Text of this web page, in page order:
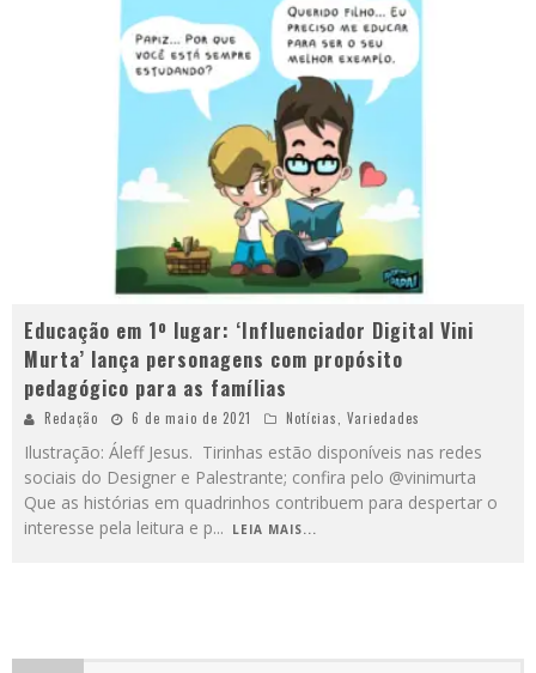
Educação em 1º lugar: ‘Influenciador Digital Vini
Murta’ lança personagens com propósito
pedagógico para as famílias
Redação 6 de maio de 2021 Notícias, Variedades
Ilustração: Áleff Jesus. Tirinhas estão disponíveis nas redes
sociais do Designer e Palestrante; confira pelo @vinimurta
Que as histórias em quadrinhos contribuem para despertar o
interesse pela leitura e p... LEIA MAIS...